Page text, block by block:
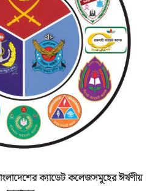
ক্যাডেট কলেজসমূহের ঈর্ষণীয়